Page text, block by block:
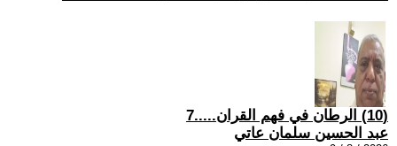
(10) الرطان في فهم القران.....7
عبد الحسين سلمان عاتي